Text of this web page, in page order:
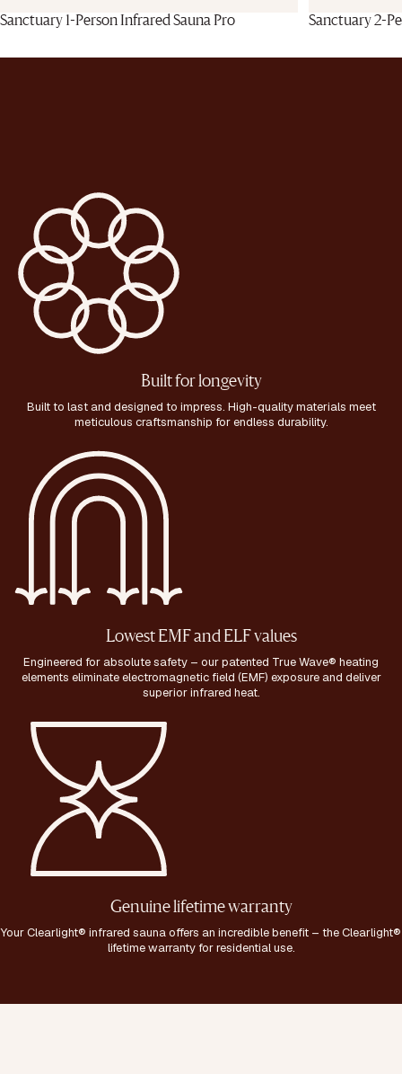
Sanctuary 1-Person Infrared Sauna Pro Sanctuary 2-
Built for longevity
Built to last and designed to impress. High-quality materials meet
meticulous craftsmanship for endless durability.
Lowest EMF and ELF values
Engineered for absolute safety – our patented True Wave® heating
elements eliminate electromagnetic field (EMF) exposure and deliver
superior infrared heat.
Genuine lifetime warranty
Your Clearlight® infrared sauna offers an incredible benefit – the Clearlight®
lifetime warranty for residential use.